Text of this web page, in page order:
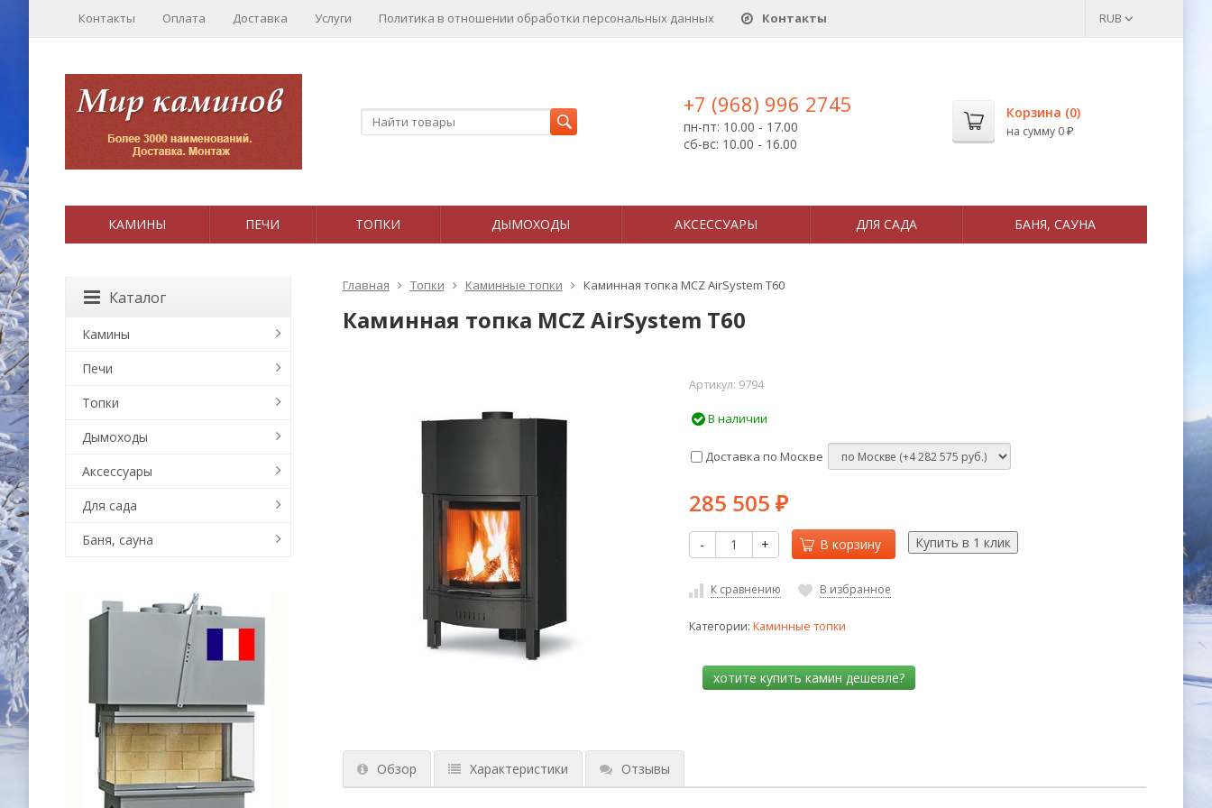
Контакты Оплата Доставка Услуги Политика в отношении обработки персональных данныx Контакты RUB
+7 (968) 996 2745
пн-пт: 10.00 - 17.00
сб-вс: 10.00 - 16.00
Корзина (0)
на сумму 0 ₽
КАМИНЫ ПЕЧИ ТОПКИ ДЫМОХОДЫ АКСЕССУАРЫ ДЛЯ САДА БАНЯ, САУНА
Главная Топки Каминные топки Каминная топка MCZ AirSystem T60
Каминная топка MCZ AirSystem T60
Артикул: 9794
В наличии
Доставка по Москве
285 505 ₽
- + В корзину
К сравнению В избранное
Категории: Каминные топки
Обзор Характеристики Отзывы
Каталог
Камины
Печи
Топки
Дымоходы
Аксессуары
Для сада
Баня, сауна